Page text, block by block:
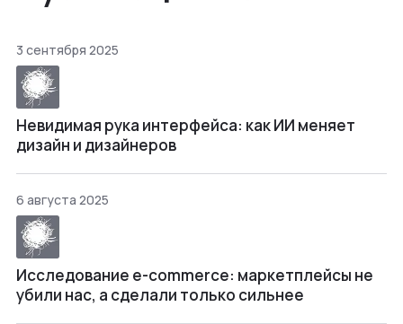
3 сентября 2025
Невидимая рука интерфейса: как ИИ меняет
дизайн и дизайнеров
6 августа 2025
Исследование e-commerce: маркетплейсы не
убили нас, а сделали только сильнее